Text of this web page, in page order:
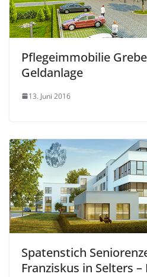
Pflegeimmobilie
Geldanlage
13. Juni 2016
Spatenstich
Franziskus in Selters